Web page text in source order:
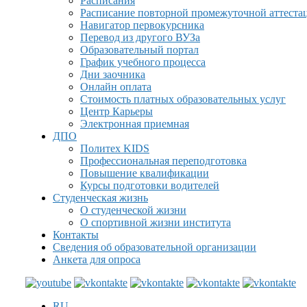
Расписание повторной промежуточной
Навигатор первокурсника
Перевод из другого ВУЗа
Образовательный портал
График учебного процесса
Дни заочника
Онлайн оплата
Стоимость платных образовательных услуг
Центр Карьеры
Электронная приемная
ДПО
Политех KIDS
Профессиональная переподготовка
Повышение квалификации
Курсы подготовки водителей
Студенческая жизнь
О студенческой жизни
О спортивной жизни института
Контакты
Сведения об образовательной организации
Анкета для опроса